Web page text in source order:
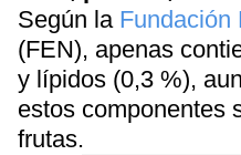
Según la Fundación
(FEN), apenas
y lípidos (0,3 %),
estos componentes
frutas.